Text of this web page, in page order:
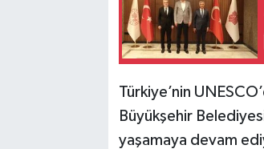
Türkiye’nin
Büyükşehir
yaşamaya devam